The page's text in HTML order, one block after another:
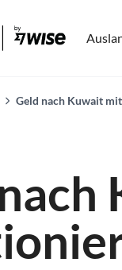
Geld nach Kuwait